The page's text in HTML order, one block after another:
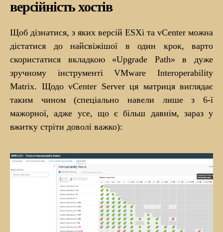
версійність хостів
Щоб дізнатися, з яких версій ESXi та vCenter можна
дістатися до найсвіжішої в один крок, варто
скористатися вкладкою «Upgrade Path» в дуже
зручному інструменті VMware Interoperability
Matrix. Щодо vCenter Server ця матриця виглядає
таким чином (спеціально навели лише з 6-ї
мажорної, адже усе, що є більш давнім, зараз у
вжитку стріти доволі важко):